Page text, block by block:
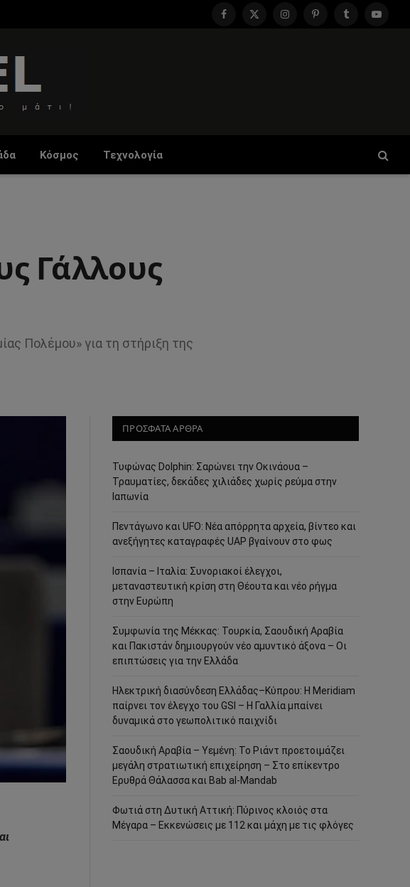
Facebook
X
InstagramPinterestTumblr
Κόσμος Τεχνολογία
Γάλλους
Πολέμου» για τη στήριξη της
ΠΡΟΣΦΑΤΑ ΑΡΘΡΑ
Τυφώνας Dolphin: Σαρώνει την Οκινάουα –
Τραυματίες, δεκάδες χιλιάδες χωρίς ρεύμα στην
Ιαπωνία
Πεντάγωνο και UFO: Νέα απόρρητα αρχεία, βίντεο και
ανεξήγητες καταγραφές UAP βγαίνουν στο φως
Ισπανία – Ιταλία: Συνοριακοί έλεγχοι,
μεταναστευτική κρίση στη Θέουτα και νέο ρήγμα
στην Ευρώπη
Συμφωνία της Μέκκας: Τουρκία, Σαουδική Αραβία
και Πακιστάν δημιουργούν νέο αμυντικό άξονα – Οι
επιπτώσεις για την Ελλάδα
Ηλεκτρική διασύνδεση Ελλάδας–Κύπρου: Η Meridiam
παίρνει τον έλεγχο του GSI – Η Γαλλία μπαίνει
δυναμικά στο γεωπολιτικό παιχνίδι
Σαουδική Αραβία – Υεμένη: Το Ριάντ προετοιμάζει
μεγάλη στρατιωτική επιχείρηση – Στο επίκεντρο
Ερυθρά Θάλασσα και Bab al-Mandab
Φωτιά στη Δυτική Αττική: Πύρινος κλοιός στα
Μέγαρα – Εκκενώσεις με 112 και μάχη με τις φλόγες